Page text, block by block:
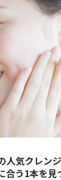
人気クレン
合う1本を見